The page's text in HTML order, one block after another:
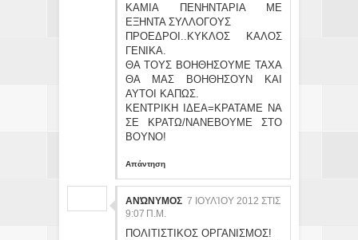
ΚΑΜΙΑ ΠΕΝΗΝΤΑΡΙΑ ΜΕ
ΕΞΗΝΤΑ ΣΥΛΛΟΓΟΥΣ
ΠΡΟΕΔΡΟΙ..ΚΥΚΛΟΣ ΚΑΛΟΣ
ΓΕΝΙΚΑ.
ΘΑ ΤΟΥΣ ΒΟΗΘΗΣΟΥΜΕ ΤΑΧΑ
ΘΑ ΜΑΣ ΒΟΗΘΗΣΟΥΝ ΚΑΙ
ΑΥΤΟΙ ΚΑΠΩΣ.
ΚΕΝΤΡΙΚΗ ΙΔΕΑ=ΚΡΑΤΑΜΕ ΝΑ
ΣΕ ΚΡΑΤΩ/ΝΑΝΕΒΟΥΜΕ ΣΤΟ
ΒΟΥΝΟ!
Απάντηση
ΑΝΏΝΥΜΟΣ 7 ΙΟΥΛΊΟΥ 2012 ΣΤΙΣ
9:07 Π.Μ.
ΠΟΛΙΤΙΣΤΙΚΟΣ ΟΡΓΑΝΙΣΜΟΣ!